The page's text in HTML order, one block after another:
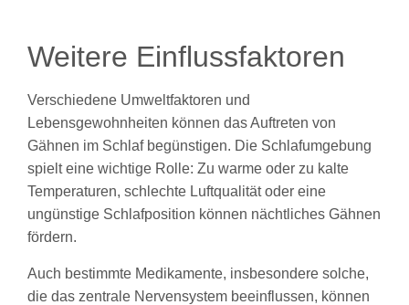
Weitere Einflussfaktoren
Verschiedene Umweltfaktoren und
Lebensgewohnheiten können das Auftreten von
Gähnen im Schlaf begünstigen. Die Schlafumgebung
spielt eine wichtige Rolle: Zu warme oder zu kalte
Temperaturen, schlechte Luftqualität oder eine
ungünstige Schlafposition können nächtliches Gähnen
fördern.
Auch bestimmte Medikamente, insbesondere solche,
die das zentrale Nervensystem beeinflussen, können